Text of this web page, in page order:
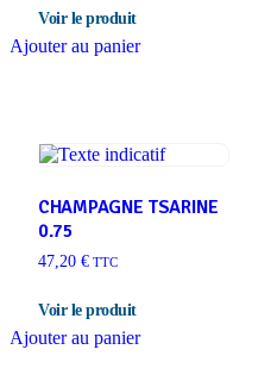
Ajouter au panier
CHAMPAGNE TSARINE
0.75
47,20 € TTC
Ajouter au panier